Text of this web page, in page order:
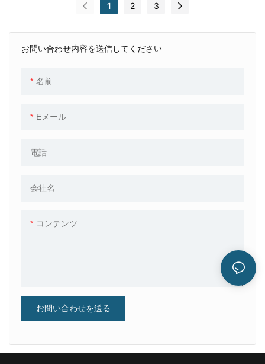
お問い合わせ内容を送信してください
名前
Eメール
電話
会社名
コンテンツ
お問い合わせを送る
1 2 3